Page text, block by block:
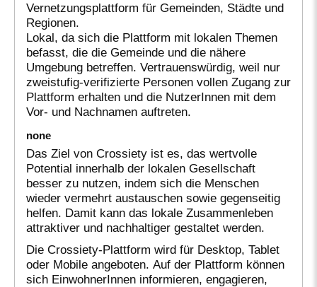
Vernetzungsplattform für Gemeinden, Städte und
Regionen.
Lokal, da sich die Plattform mit lokalen Themen
befasst, die die Gemeinde und die nähere
Umgebung betreffen. Vertrauenswürdig, weil nur
zweistufig-verifizierte Personen vollen Zugang zur
Plattform erhalten und die NutzerInnen mit dem
Vor- und Nachnamen auftreten.
none
Das Ziel von Crossiety ist es, das wertvolle
Potential innerhalb der lokalen Gesellschaft
besser zu nutzen, indem sich die Menschen
wieder vermehrt austauschen sowie gegenseitig
helfen. Damit kann das lokale Zusammenleben
attraktiver und nachhaltiger gestaltet werden.
Die Crossiety-Plattform wird für Desktop, Tablet
oder Mobile angeboten. Auf der Plattform können
sich EinwohnerInnen informieren, engagieren,